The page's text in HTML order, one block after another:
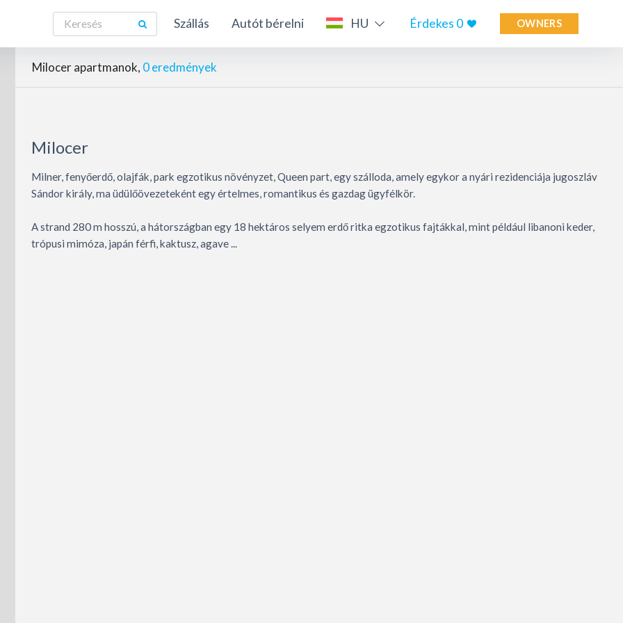
Szállás Autót bérelni HU Érdekes 0 OWNERS
Milocer apartmanok, 0 eredmények
Milocer
Milner, fenyőerdő, olajfák, park egzotikus növényzet, Queen part, egy szálloda, amely egykor a nyári rezidenciája jugoszláv
Sándor király, ma üdülőövezeteként egy értelmes, romantikus és gazdag ügyfélkör.
A strand 280 m hosszú, a hátországban egy 18 hektáros selyem erdő ritka egzotikus fajtákkal, mint például libanoni keder,
trópusi mimóza, japán férfi, kaktusz, agave ...